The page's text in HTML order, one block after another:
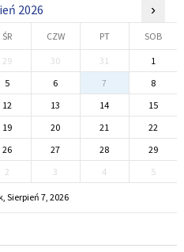
2026 ›
ŚR CZW PT SOB
29 30 31
1
5 6 7
8
12 13 14
15
19 20 21
22
26 27 28
29
2 3 4 5
Sierpień 7, 2026